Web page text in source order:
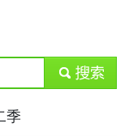
submit
季